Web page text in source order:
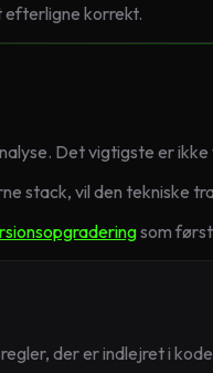
korrekt.
Det vigtigste er
stack, vil den tekniske
som
der er indlejret i